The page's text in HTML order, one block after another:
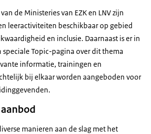
de Ministeries van EZK en LNV zijn
leeractiviteiten beschikbaar op gebied
en inclusie. Daarnaast is er in
speciale Topic-pagina over dit thema
informatie, trainingen en
bij elkaar worden aangeboden voor
manieren aan de slag met het